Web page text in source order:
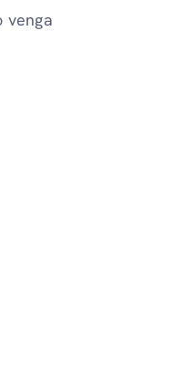
venga